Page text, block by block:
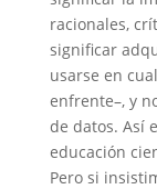
racionales,
significar
usarse en
enfrente–, y
de datos. Así
educación
Pero si